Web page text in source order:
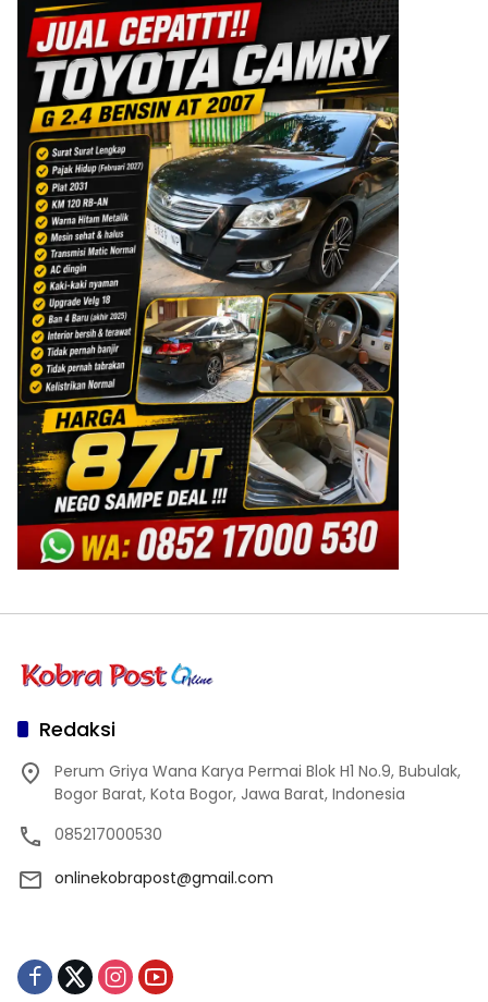
Redaksi
Perum Griya Wana Karya Permai Blok H1 No.9, Bubulak,
Bogor Barat, Kota Bogor, Jawa Barat, Indonesia
085217000530
onlinekobrapost@gmail.com